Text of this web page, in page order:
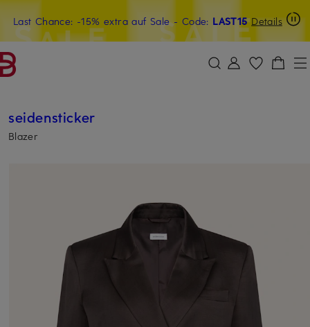
ZUM HAUPTINHALT ÜBERSPRINGEN ZUM SUCHFELD ÜBERSPRINGEN
Last Chance: -15% extra auf Sale- Code: LAST15 Details
20€-Willkommensgutschein mit Beyond sichern
seidensticker
Blazer